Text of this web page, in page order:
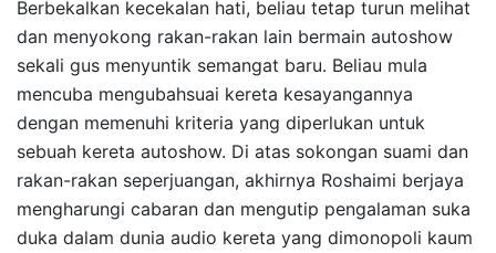
Berbekalkan kecekalan hati, beliau tetap turun melihat
dan menyokong rakan-rakan lain bermain autoshow
sekali gus menyuntik semangat baru. Beliau mula
mencuba mengubahsuai kereta kesayangannya
dengan memenuhi kriteria yang diperlukan untuk
sebuah kereta autoshow. Di atas sokongan suami dan
rakan-rakan seperjuangan, akhirnya Roshaimi berjaya
mengharungi cabaran dan mengutip pengalaman suka
duka dalam dunia audio kereta yang dimonopoli kaum